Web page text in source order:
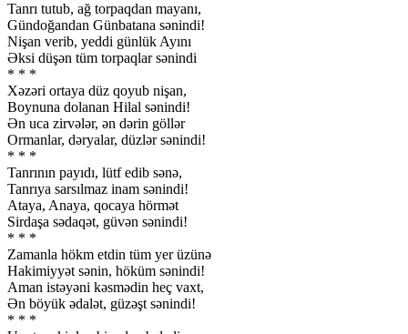
Tanrı tutub, ağ torpaqdan mayanı,
Gündoğandan Günbatana sənindi!
Nişan verib, yeddi günlük Ayını
Əksi düşən tüm torpaqlar sənindi
* * *
Xəzəri ortaya düz qoyub nişan,
Boynuna dolanan Hilal sənindi!
Ən uca zirvələr, ən dərin göllər
Ormanlar, dəryalar, düzlər sənindi!
* * *
Tanrının payıdı, lütf edib sənə,
Tanrıya sarsılmaz inam sənindi!
Ataya, Anaya, qocaya hörmət
Sirdaşa sədaqət, güvən sənindi!
* * *
Zamanla hökm etdin tüm yer üzünə
Hakimiyyət sənin, höküm sənindi!
Aman istəyəni kəsmədin heç vaxt,
Ən böyük ədalət, güzəşt sənindi!
* * *